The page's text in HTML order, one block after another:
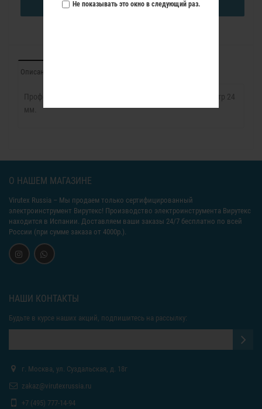
Не показывать это окно в следующий раз.
КУПИТЬ В ОДИН КЛИК
Описание
Профессиональная Конусная фреза с цилиндром Диаметр 24
мм.
О НАШЕМ МАГАЗИНЕ
Virutex Russia – Мы продаем только сертифицированный
электроинструмент Вирутекс! Производство электроинструмента Вирутекс
находится в Испании. Доставляем ваши заказы 24/7 бесплатно по всей
России (при сумме заказа от 4000р.).
НАШИ КОНТАКТЫ
Будьте в курсе наших акций, подпишитесь на рассылку:
г. Москва, ул. Суздальская, д. 18г
zakaz@virutexrussia.ru
+7 (495) 777-14-94